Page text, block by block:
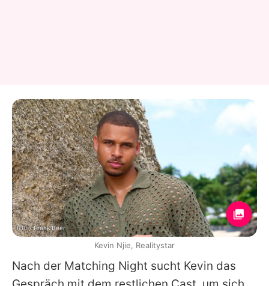
Nach der Matching Night sucht Kevin das
RTL / Frank Beer
Kevin Njie, Realitystar